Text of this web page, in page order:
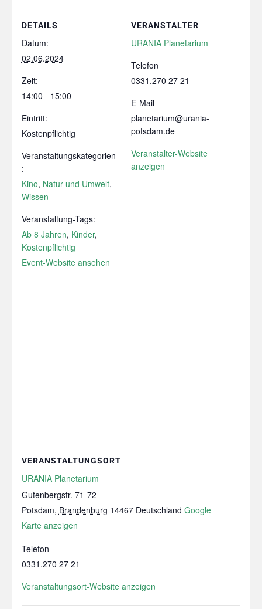
DETAILS
Datum:
02.06.2024
Zeit:
14:00 - 15:00
Eintritt:
Kostenpflichtig
Veranstaltungskategorien
:
Kino, Natur und Umwelt,
Wissen
Veranstaltung-Tags:
Ab 8 Jahren, Kinder,
Kostenpflichtig
Event-Website ansehen
VERANSTALTER
URANIA Planetarium
Telefon
0331.270 27 21
E-Mail
planetarium@urania-
potsdam.de
Veranstalter-Website
anzeigen
VERANSTALTUNGSORT
URANIA Planetarium
Gutenbergstr. 71-72
Potsdam, Brandenburg 14467 Deutschland Google
Karte anzeigen
Telefon
0331.270 27 21
Veranstaltungsort-Website anzeigen